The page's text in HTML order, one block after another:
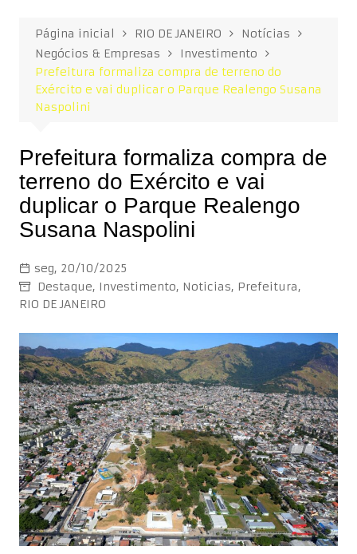
Página inicial RIO DE JANEIRO
Notícias
Negócios & Empresas
Investimento
Prefeitura formaliza compra de terreno do
Exército e vai duplicar o Parque Realengo Susana
Naspolini
Prefeitura formaliza compra de
terreno do Exército e vai
duplicar o Parque Realengo
Susana Naspolini
seg, 20/10/2025
Destaque, Investimento, Noticias, Prefeitura,
RIO DE JANEIRO